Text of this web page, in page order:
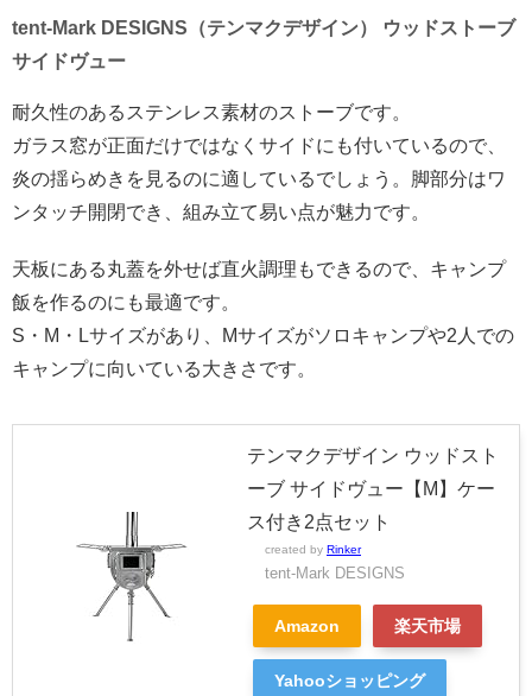
tent-Mark DESIGNS（テンマクデザイン） ウッドストーブ
サイドヴュー
耐久性のあるステンレス素材のストーブです。
ガラス窓が正面だけではなくサイドにも付いているので、
炎の揺らめきを見るのに適しているでしょう。脚部分はワ
ンタッチ開閉でき、組み立て易い点が魅力です。
天板にある丸蓋を外せば直火調理もできるので、キャンプ
飯を作るのにも最適です。
S・M・Lサイズがあり、Mサイズがソロキャンプや2人での
キャンプに向いている大きさです。
テンマクデザイン ウッドスト
ーブ サイドヴュー【M】ケー
ス付き2点セット
created by Rinker
tent-Mark DESIGNS
Amazon 楽天市場
Yahooショッピング